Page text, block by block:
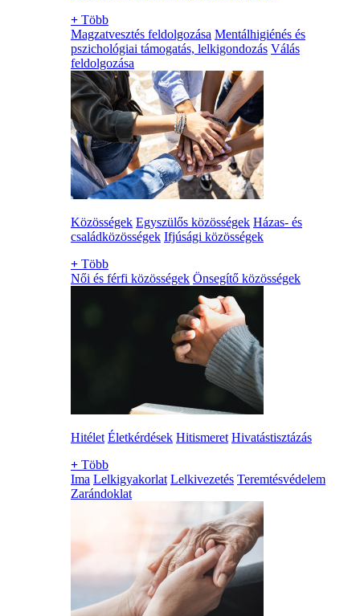
+ Több
Magzatvesztés feldolgozása Mentálhigiénés és
pszichológiai támogatás, lelkigondozás Válás
feldolgozása
Közösségek Egyszülős közösségek Házas- és
családközösségek Ifjúsági közösségek
+ Több
Női és férfi közösségek Önsegítő közösségek
Hitélet Életkérdések Hitismeret Hivatástisztázás
+ Több
Ima Lelkigyakorlat Lelkivezetés Teremtésvédelem
Zarándoklat